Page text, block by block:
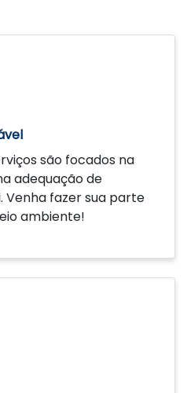
são focados na
adequação de
fazer sua parte
ambiente!